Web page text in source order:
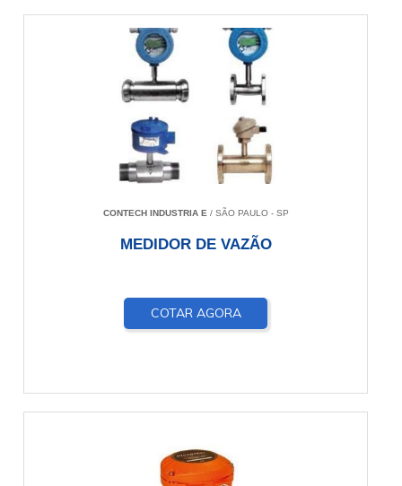
CONTECH INDUSTRIA E / SÃO PAULO - SP
MEDIDOR DE VAZÃO
COTAR AGORA